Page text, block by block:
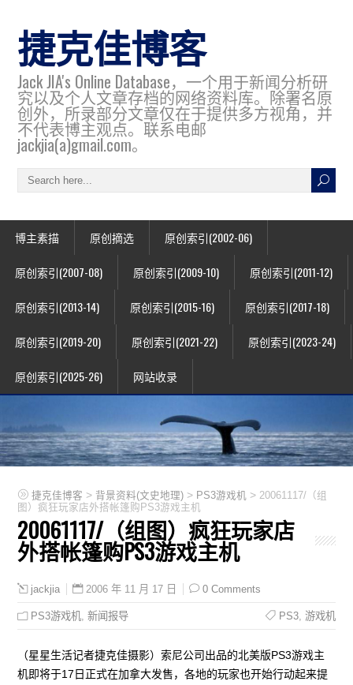
捷克佳博客
Jack JIA's Online Database，一个用于新闻分析研
究以及个人文章存档的网络资料库。除署名原
创外，所录部分文章仅在于提供多方视角，并
不代表博主观点。联系电邮
jackjia(a)gmail.com。
博主素描 原创摘选 原创索引(2002-06)
原创索引(2007-08) 原创索引(2009-10) 原创索引(2011-12)
原创索引(2013-14) 原创索引(2015-16) 原创索引(2017-18)
原创索引(2019-20) 原创索引(2021-22) 原创索引(2023-24)
原创索引(2025-26) 网站收录
捷克佳博客 > 背景资料(文史地理) > PS3游戏机 > 20061117/（组
图）疯狂玩家店外搭帐篷购PS3游戏主机
20061117/（组图）疯狂玩家店
外搭帐篷购PS3游戏主机
jackjia 2006 年 11 月 17 日 0 Comments
PS3游戏机 ,新闻报导 PS3, 游戏机
（星星生活记者捷克佳摄影）索尼公司出品的北美版PS3游戏主
机即将于17日正式在加拿大发售，各地的玩家也开始行动起来提